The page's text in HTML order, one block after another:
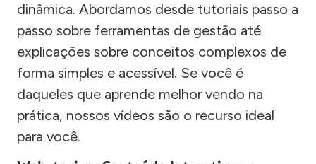
dinâmica. Abordamos desde tutoriais passo a
passo sobre ferramentas de gestão até
explicações sobre conceitos complexos de
forma simples e acessível. Se você é
daqueles que aprende melhor vendo na
prática, nossos vídeos são o recurso ideal
para você.